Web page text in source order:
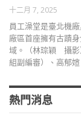
十二月 7, 2025
員工澡堂是臺北機
廠區首座擁有古蹟
域。（林琮穎 攝影
組副編審）、高郁
熱門消息